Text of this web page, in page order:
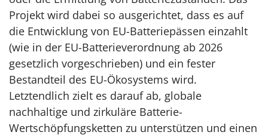
Projekt wird dabei so ausgerichtet, dass es auf
die Entwicklung von EU-Batteriepässen einzahlt
(wie in der EU-Batterieverordnung ab 2026
gesetzlich vorgeschrieben) und ein fester
Bestandteil des EU-Ökosystems wird.
Letztendlich zielt es darauf ab, globale
nachhaltige und zirkuläre Batterie-
Wertschöpfungsketten zu unterstützen und einen